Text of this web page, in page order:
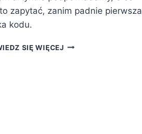
zapytać, zanim padnie pierwsza
kodu.
SIĘ WIĘCEJ